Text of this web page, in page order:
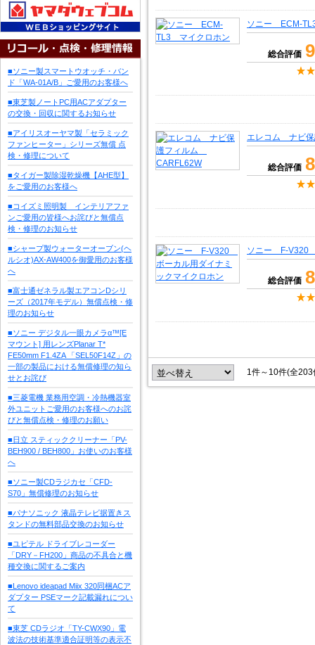
■ソニー製スマートウオッチ・バン
ド「WA-01A/B」ご愛用のお客様へ
■東芝製ノートPC用ACアダプター
の交換・回収に関するお知らせ
■アイリスオーヤマ製「セラミック
ファンヒーター」シリーズ無償 点
検・修理について
■タイガー製除湿乾燥機【AHE型】
をご愛用のお客様へ
■コイズミ照明製 インテリアファ
ンご愛用の皆様へお詫びと無償点
検・修理のお知らせ
■シャープ製ウォーターオーブン(ヘ
ルシオ)AX-AW400を御愛用のお客様
へ
■富士通ゼネラル製エアコンDシリ
ーズ（2017年モデル）無償点検・修
理のお知らせ
■ソニー デジタル一眼カメラα™[E
マウント] 用レンズPlanar T*
FE50mm F1.4ZA 「SEL50F14Z」の
一部の製品における無償修理の知ら
せとお詫び
■三菱電機 業務用空調・冷熱機器室
外ユニットご愛用のお客様へのお詫
びと無償点検・修理のお願い
■日立 スティッククリーナー「PV-
BEH900 / BEH800」お使いのお客様
へ
■ソニー製CDラジカセ「CFD-
S70」無償修理のお知らせ
■パナソニック 液晶テレビ据置きス
タンドの無料部品交換のお知らせ
■ユピテル ドライブレコーダー
「DRY－FH200」商品の不具合と機
種交換に関するご案内
■Lenovo ideapad Miix 320同梱ACア
ダプター PSEマーク記載漏れについ
て
■東芝 CDラジオ「TY-CWX90」電
波法の技術基準適合証明等の表示不
ソニー ECM-
総合評価
エレコム ナビ
総合評価
ソニー F-V320
総合評価
1件～10件(全